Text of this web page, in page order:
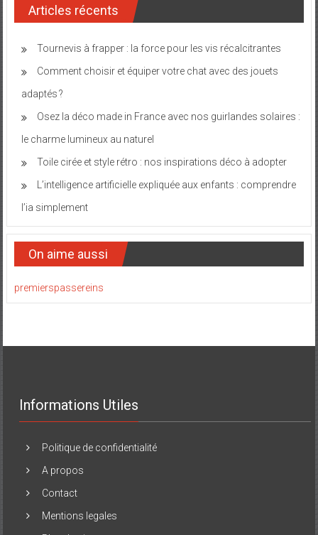
Articles récents
Tournevis à frapper : la force pour les vis récalcitrantes
Comment choisir et équiper votre chat avec des jouets
adaptés ?
Osez la déco made in France avec nos guirlandes solaires :
le charme lumineux au naturel
Toile cirée et style rétro : nos inspirations déco à adopter
L’intelligence artificielle expliquée aux enfants : comprendre
l’ia simplement
On aime aussi
premierspassereins
Informations Utiles
Politique de confidentialité
A propos
Contact
Mentions legales